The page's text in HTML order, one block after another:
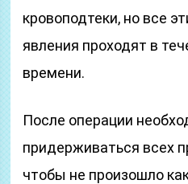
кровоподтеки, но все
явления проходят в
времени.
После операции
придерживаться всех
чтобы не произошло